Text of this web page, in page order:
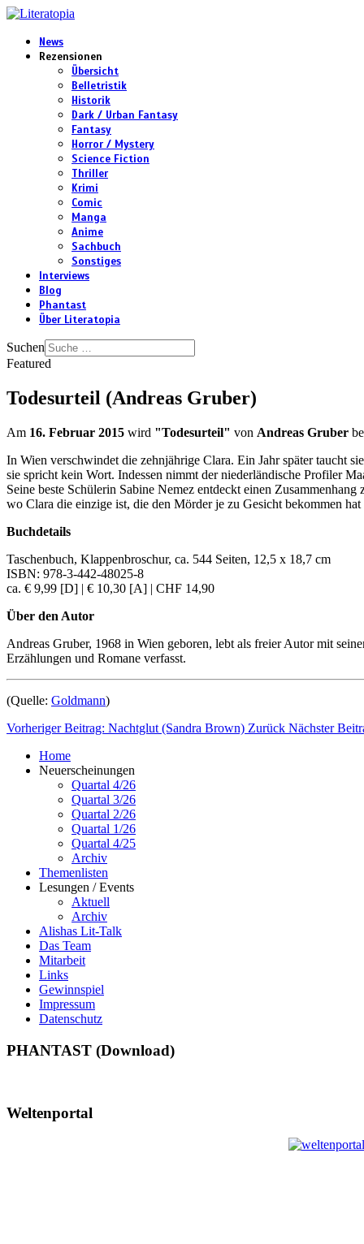
News
Rezensionen
Übersicht
Belletristik
Historik
Dark / Urban Fantasy
Fantasy
Horror / Mystery
Science Fiction
Thriller
Krimi
Comic
Manga
Anime
Sachbuch
Sonstiges
Interviews
Blog
Phantast
Über Literatopia
Suchen
Featured
Todesurteil (Andreas Gruber)
Am 16. Februar 2015 wird "Todesurteil" von Andreas Gruber
In Wien verschwindet die zehnjährige Clara. Ein Jahr später taucht
sie spricht kein Wort. Indessen nimmt der niederländische Profiler
Seine beste Schülerin Sabine Nemez entdeckt einen
wo Clara die einzige ist, die den Mörder je zu Gesicht bekommen
Buchdetails
Taschenbuch, Klappenbroschur, ca. 544 Seiten, 12,5 x 18,7 cm
ISBN: 978-3-442-48025-8
ca. € 9,99 [D] | € 10,30 [A] | CHF 14,90
Über den Autor
Andreas Gruber, 1968 in Wien geboren, lebt als freier Autor mit
Erzählungen und Romane verfasst.
(Quelle: Goldmann)
Vorheriger Beitrag: Nachtglut (Sandra Brown) Zurück Nächster
Home
Neuerscheinungen
Quartal 4/26
Quartal 3/26
Quartal 2/26
Quartal 1/26
Quartal 4/25
Archiv
Themenlisten
Lesungen / Events
Aktuell
Archiv
Alishas Lit-Talk
Das Team
Mitarbeit
Links
Gewinnspiel
Impressum
Datenschutz
PHANTAST (Download)
Weltenportal